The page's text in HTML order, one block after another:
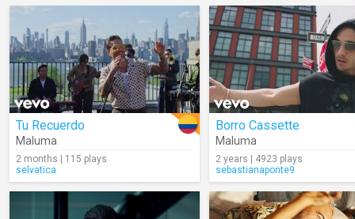
Tu Recuerdo
Maluma
2 months | 115 plays
selvatica
Borro Cassette
Maluma
2 years | 4923 plays
sebastianaponte9